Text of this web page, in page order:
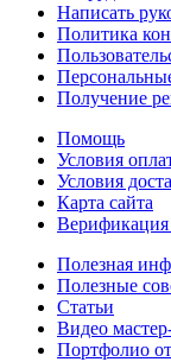
Написать
Политика
Получение
Помощь
Условия
Условия
Карта сайта
Верификация
Полезная
Полезные
Статьи
Видео
Портфолио